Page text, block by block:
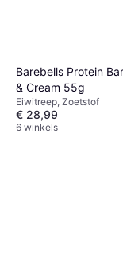
Barebells Protein
& Cream 55g
Eiwitreep, Zoetstof
€ 28,99
6 winkels